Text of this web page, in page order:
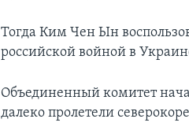
Тогда Ким Чен Ын
российской войной в
Объединенный комитет
далеко пролетели